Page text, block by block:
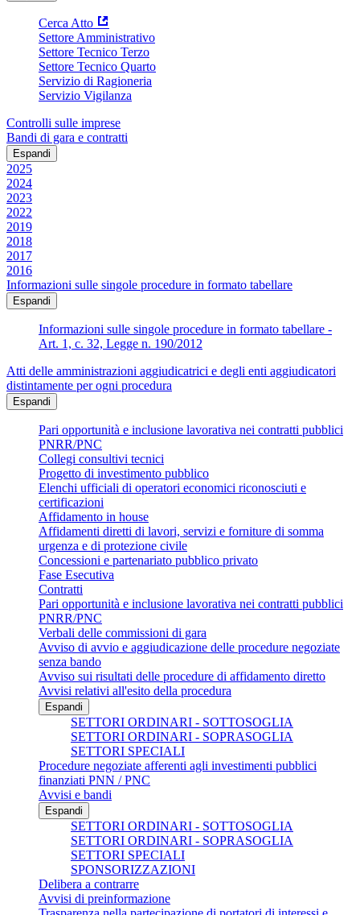
Cerca Atto
Settore Amministrativo
Settore Tecnico Terzo
Settore Tecnico Quarto
Servizio di Ragioneria
Servizio Vigilanza
Controlli sulle imprese
Bandi di gara e contratti
Espandi
2025
2024
2023
2022
2019
2018
2017
2016
Informazioni sulle singole procedure in formato tabellare
Espandi
Informazioni sulle singole procedure in formato tabellare -
Art. 1, c. 32, Legge n. 190/2012
Atti delle amministrazioni aggiudicatrici e degli enti aggiudicatori
distintamente per ogni procedura
Espandi
Pari opportunità e inclusione lavorativa nei contratti pubblici
PNRR/PNC
Collegi consultivi tecnici
Progetto di investimento pubblico
Elenchi ufficiali di operatori economici riconosciuti e
certificazioni
Affidamento in house
Affidamenti diretti di lavori, servizi e forniture di somma
urgenza e di protezione civile
Concessioni e partenariato pubblico privato
Fase Esecutiva
Contratti
Pari opportunità e inclusione lavorativa nei contratti pubblici
PNRR/PNC
Verbali delle commissioni di gara
Avviso di avvio e aggiudicazione delle procedure negoziate
senza bando
Avviso sui risultati delle procedure di affidamento diretto
Avvisi relativi all'esito della procedura
Espandi
SETTORI ORDINARI - SOTTOSOGLIA
SETTORI ORDINARI - SOPRASOGLIA
SETTORI SPECIALI
Procedure negoziate afferenti agli investimenti pubblici
finanziati PNN / PNC
Avvisi e bandi
Espandi
SETTORI ORDINARI - SOTTOSOGLIA
SETTORI ORDINARI - SOPRASOGLIA
SETTORI SPECIALI
SPONSORIZZAZIONI
Delibera a contrarre
Avvisi di preinformazione